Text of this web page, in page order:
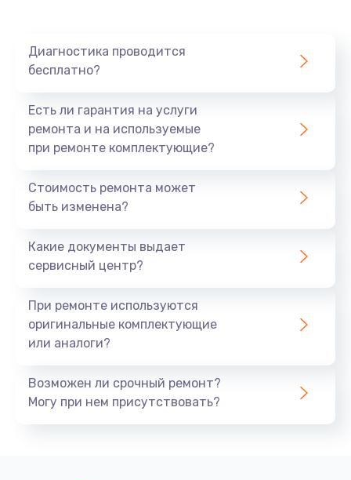
Диагностика проводится
бесплатно?
Есть ли гарантия на услуги
ремонта и на используемые
при ремонте комплектующие?
Стоимость ремонта может
быть изменена?
Какие документы выдает
сервисный центр?
При ремонте используются
оригинальные комплектующие
или аналоги?
Возможен ли срочный ремонт?
Могу при нем присутствовать?